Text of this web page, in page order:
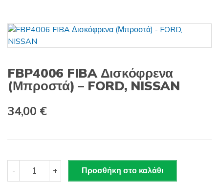
FBP4006 FIBA Δισκόφρενα
(Μπροστά) – FORD, NISSAN
34,00 €
-
FBP4006
FIBA
+ Προσθήκη στο καλάθι